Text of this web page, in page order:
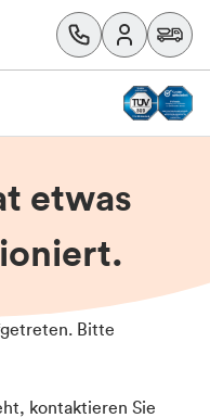
etwas
Bitte
kontaktieren Sie